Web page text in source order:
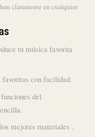
claramente en cualquier
tu música favorita
favoritas con facilidad.
del
mejores materiales .